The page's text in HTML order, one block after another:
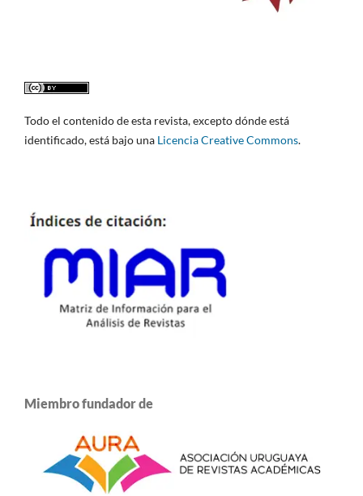
Todo el contenido de esta revista, excepto dónde está
identificado, está bajo una Licencia Creative Commons.
Miembro fundador de